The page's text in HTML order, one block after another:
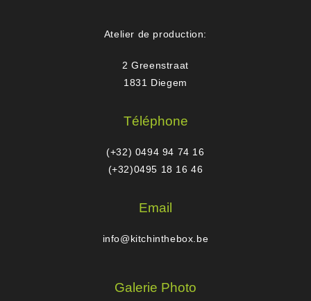
Atelier de production:
2 Greenstraat
1831 Diegem
Téléphone
(+32) 0494 94 74 16
(+32)0495 18 16 46
Email
info@kitchinthebox.be
Galerie Photo